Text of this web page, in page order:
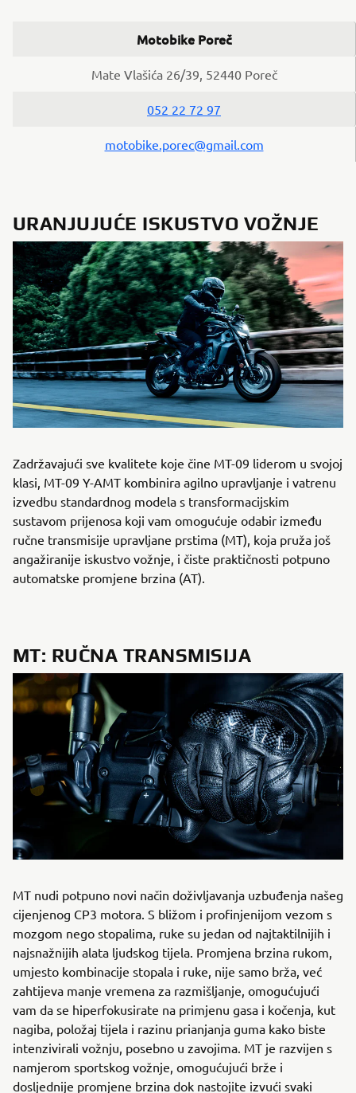
Motobike Poreč
Mate Vlašića 26/39, 52440 Poreč
052 22 72 97
motobike.porec@gmail.com
URANJUJUĆE ISKUSTVO VOŽNJE
Zadržavajući sve kvalitete koje čine MT-09 liderom u svojoj
klasi, MT-09 Y-AMT kombinira agilno upravljanje i vatrenu
izvedbu standardnog modela s transformacijskim
sustavom prijenosa koji vam omogućuje odabir između
ručne transmisije upravljane prstima (MT), koja pruža još
angažiranije iskustvo vožnje, i čiste praktičnosti potpuno
automatske promjene brzina (AT).
MT: RUČNA TRANSMISIJA
MT nudi potpuno novi način doživljavanja uzbuđenja našeg
cijenjenog CP3 motora. S bližom i profinjenijom vezom s
mozgom nego stopalima, ruke su jedan od najtaktilnijih i
najsnažnijih alata ljudskog tijela. Promjena brzina rukom,
umjesto kombinacije stopala i ruke, nije samo brža, već
zahtijeva manje vremena za razmišljanje, omogućujući
vam da se hiperfokusirate na primjenu gasa i kočenja, kut
nagiba, položaj tijela i razinu prianjanja guma kako biste
intenzivirali vožnju, posebno u zavojima. MT je razvijen s
namjerom sportskog vožnje, omogućujući brže i
dosljednije promjene brzina dok nastojite izvući svaki